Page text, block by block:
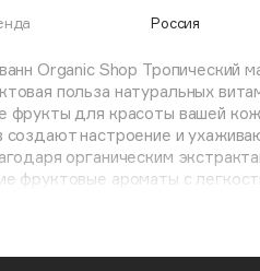
Финал
Парфюм для
Россия
Organic Shop Тропический
польза натуральных
фрукты для красоты вашей
создают настроение и
органическим
фруктовые ароматы с